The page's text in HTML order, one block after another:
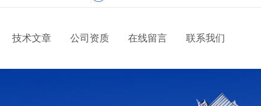
技术文章 公司资质 在线留言 联系我们